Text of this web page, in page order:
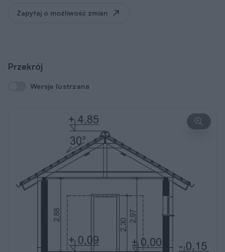
Zapytaj o możliwość zmian
Przekrój
Wersja lustrzana
Wersja lustrzana